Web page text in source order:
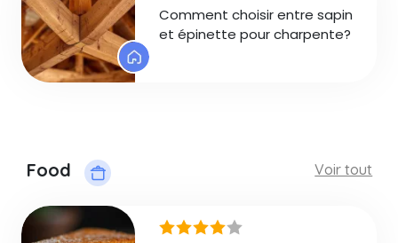
Food Voir tout
Comment choisir entre sapin
et épinette pour charpente?